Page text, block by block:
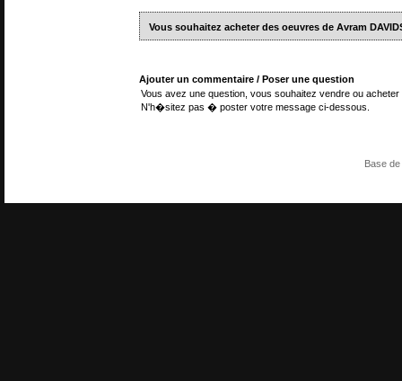
Vous souhaitez acheter des oeuvres de Avram
Ajouter un commentaire / Poser une question
Vous avez une question, vous souhaitez vendre ou
N'h�sitez pas � poster votre message ci-dessous.
Base